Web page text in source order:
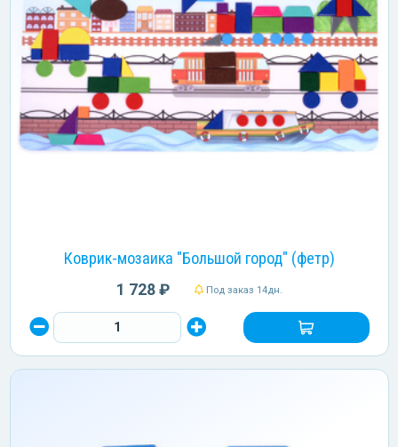
Коврик-мозаика "Большой город" (фетр)
1 728 ₽ Под заказ 14дн.